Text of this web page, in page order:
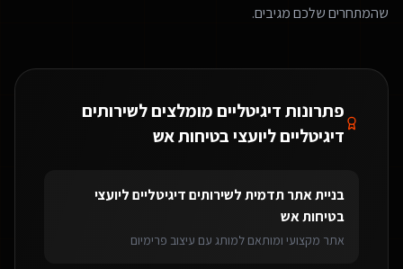
שהמתחרים שלכם מגיבים.
פתרונות דיגיטליים מומלצים לשירותים
דיגיטליים ליועצי בטיחות אש
בניית אתר תדמיתלשירותים דיגיטליים ליועצי
בטיחות אש
אתר מקצועי ומותאם למותג עם עיצוב פרימיום